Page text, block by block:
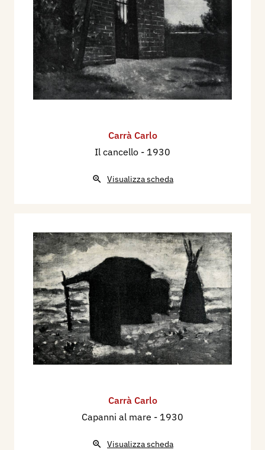
Carrà Carlo
Il cancello - 1930
Visualizza scheda
Carrà Carlo
Capanni al mare - 1930
Visualizza scheda